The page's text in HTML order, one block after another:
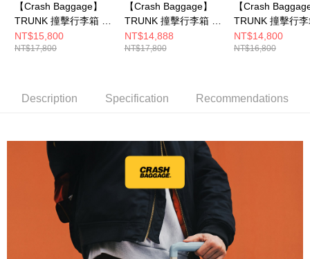
【Crash Baggage】
TRUNK 撞擊行李箱 32
吋 暖銅
NT$15,800
NT$17,800
【Crash Baggage】
TRUNK 撞擊行李箱 32
吋
NT$14,888
NT$17,800
【Crash
TRUNK 撞擊行
吋 暖銅
NT$14,800
NT$16,800
Description Specification Recommendations